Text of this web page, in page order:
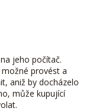
jeho počítač.
provést a
aniž by docházelo
může kupující